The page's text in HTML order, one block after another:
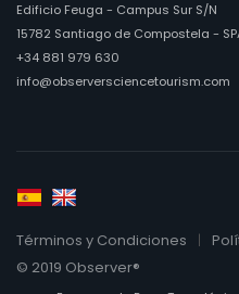
Edificio Feuga - Campus Sur S/N
15782 Santiago de Compostela -
+34 881 979 630
info@observersciencetourism.com
Términos y Condiciones
© 2019 Observer®